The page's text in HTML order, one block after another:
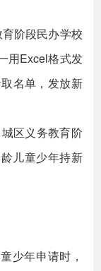
阶段民办学校
用Excel格式发
名单，发放新
区义务教育阶
儿童少年持新
少年申请时，